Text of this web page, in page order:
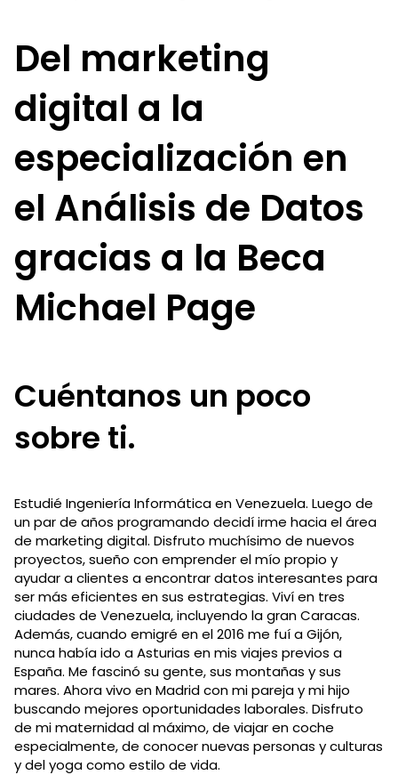
Del marketing
digital a la
especialización en
el Análisis de Datos
gracias a la Beca
Michael Page
Cuéntanos un poco
sobre ti.
Estudié Ingeniería Informática en Venezuela. Luego de
un par de años programando decidí irme hacia el área
de marketing digital. Disfruto muchísimo de nuevos
proyectos, sueño con emprender el mío propio y
ayudar a clientes a encontrar datos interesantes para
ser más eficientes en sus estrategias. Viví en tres
ciudades de Venezuela, incluyendo la gran Caracas.
Además, cuando emigré en el 2016 me fuí a Gijón,
nunca había ido a Asturias en mis viajes previos a
España. Me fascinó su gente, sus montañas y sus
mares. Ahora vivo en Madrid con mi pareja y mi hijo
buscando mejores oportunidades laborales. Disfruto
de mi maternidad al máximo, de viajar en coche
especialmente, de conocer nuevas personas y culturas
y del yoga como estilo de vida.